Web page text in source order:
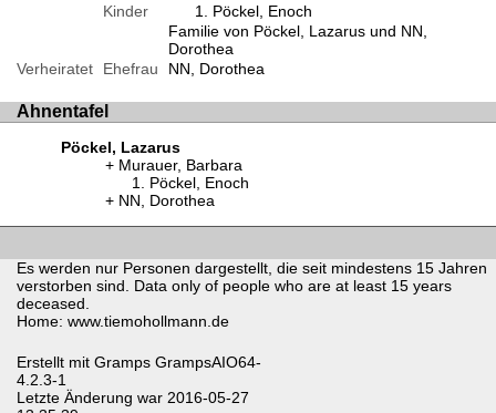
Kinder
Pöckel, Enoch
Familie von Pöckel, Lazarus und NN,
Dorothea
Verheiratet
Ehefrau NN, Dorothea
Ahnentafel
Pöckel, Lazarus
Murauer, Barbara
Pöckel, Enoch
NN, Dorothea
Es werden nur Personen dargestellt, die seit mindestens 15 Jahren
verstorben sind. Data only of people who are at least 15 years
deceased.
Home: www.tiemohollmann.de
Erstellt mit Gramps GrampsAIO64-
4.2.3-1
Letzte Änderung war 2016-05-27